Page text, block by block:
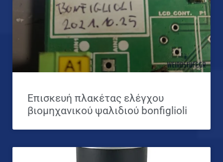
Επισκευή πλακέτας ελέγχου
βιομηχανικού ψαλιδιού bonfiglioli